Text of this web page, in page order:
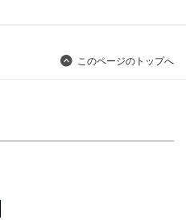
このページのトップへ